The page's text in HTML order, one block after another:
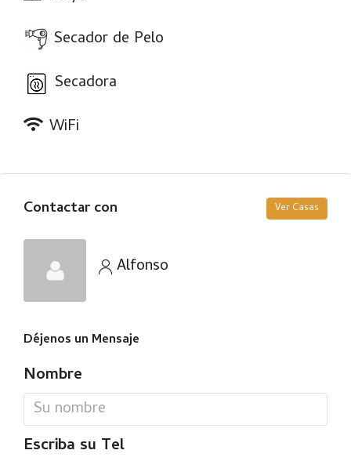
Secador de Pelo
Secadora
WiFi
Contactar con Ver Casas
Alfonso
Déjenos un Mensaje
Nombre
Escriba su Tel